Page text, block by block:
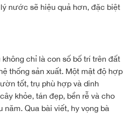
nước sẽ hiệu quả hơn, đặc biệt
chỉ là con số bố trí trên đất
thống sản xuất. Một mật độ hợp
tốt, trụ phù hợp và dinh
khỏe, tán đẹp, bền rễ và cho
năm. Qua bài viết, hy vọng bà